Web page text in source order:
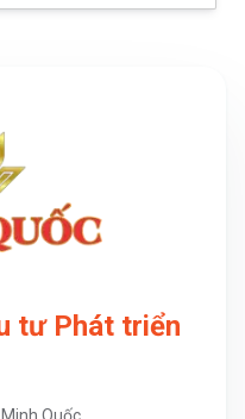
tư Phát triển
Quốc